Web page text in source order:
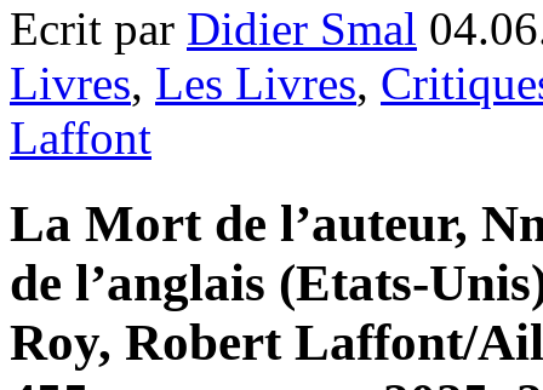
Ecrit par Didier Smal
Livres, Les Livres,
Laffont
La Mort de l’auteur,
de l’anglais (Etats-
Roy, Robert Laffont/